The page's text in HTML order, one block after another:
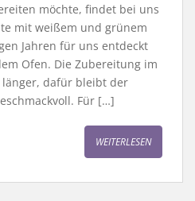
möchte, findet bei uns
mit weißem und grünem
Jahren für uns entdeckt
Ofen. Die Zubereitung im
dafür bleibt der
Für […]
WEITERLESEN